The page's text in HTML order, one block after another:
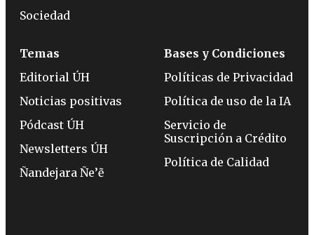
Sociedad
Temas
Editorial ÚH
Noticias positivas
Pódcast ÚH
Newsletters ÚH
Ñandejara Ñe’ẽ
Bases y Condiciones
Políticas de Privacidad
Política de uso de la IA
Servicio de
Suscripción a Crédito
Política de Calidad